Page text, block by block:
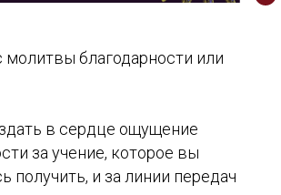
молитвы благодарности или
в сердце ощущение
за учение, которое вы
получить, и за линии передач